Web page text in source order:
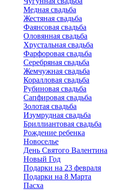
Медная свадьба
Жестяная свадьба
Фаянсовая свадьба
Оловянная свадьба
Хрустальная свадьба
Фарфоровая свадьба
Серебряная свадьба
Жемчужная свадьба
Коралловая свадьба
Рубиновая свадьба
Сапфировая свадьба
Золотая свадьба
Изумрудная свадьба
Бриллиантовая свадьба
Рождение ребенка
Новоселье
День Святого Валентина
Новый Год
Подарки на 23 февраля
Подарки на 8 Марта
Пасха